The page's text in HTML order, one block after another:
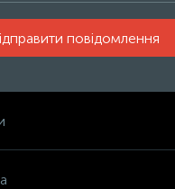
повідомлення